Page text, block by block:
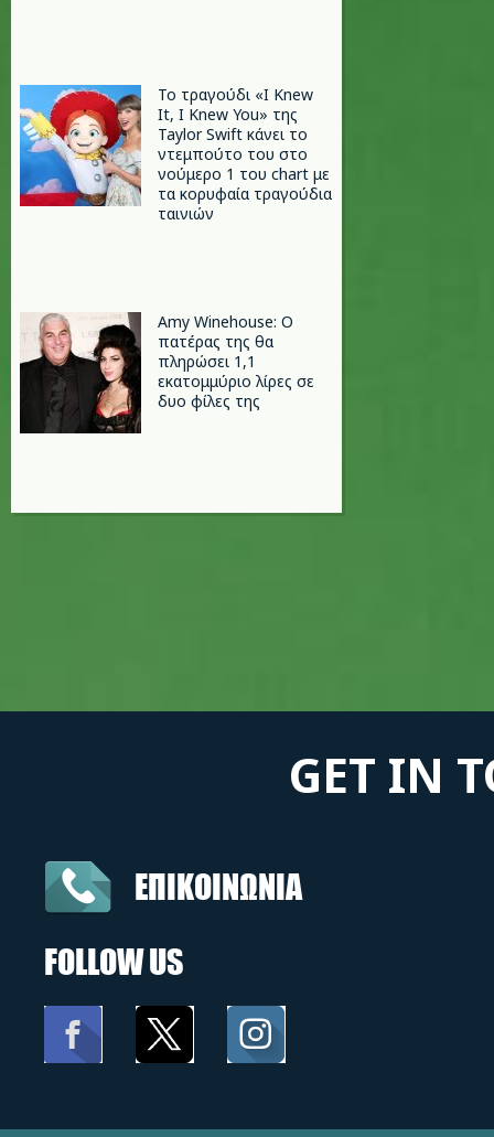
Το τραγούδι «I Knew
It, I Knew You» της
Taylor Swift κάνει το
ντεμπούτο του στο
νούμερο 1 του chart με
τα κορυφαία τραγούδια
ταινιών
Amy Winehouse: Ο
πατέρας της θα
πληρώσει 1,1
εκατομμύριο λίρες σε
δυο φίλες της
GET IN
ΕΠΙΚΟΙΝΩΝΙΑ
FOLLOW US